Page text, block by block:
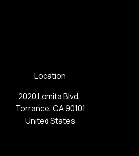
Location
2020 Lomita Blvd,
Torrance, CA 90101
United States